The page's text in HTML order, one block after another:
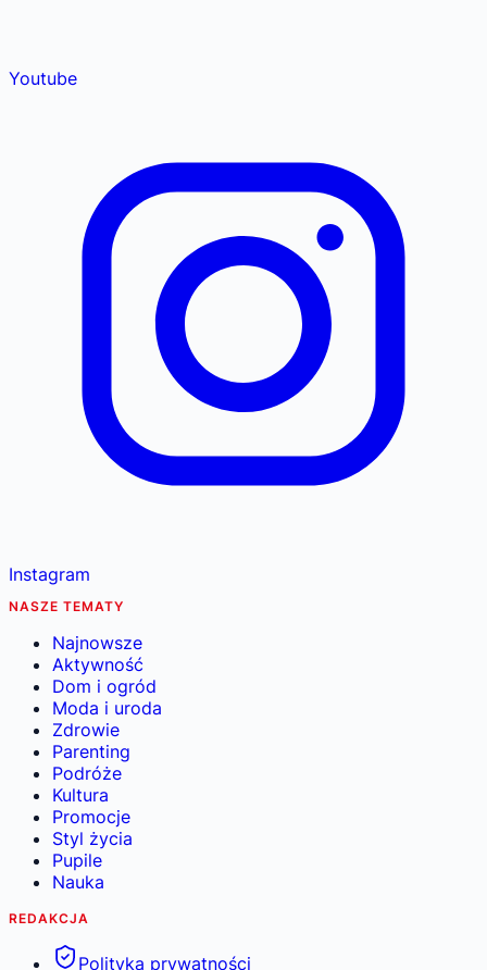
Youtube
Instagram
NASZE TEMATY
Najnowsze
Aktywność
Dom i ogród
Moda i uroda
Zdrowie
Parenting
Podróże
Kultura
Promocje
Styl życia
Pupile
Nauka
REDAKCJA
Polityka prywatności